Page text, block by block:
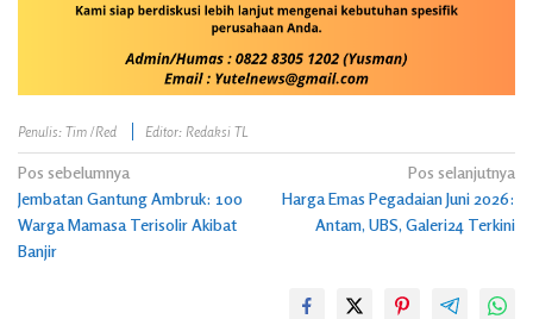
Penulis: Tim /Red Editor: Redaksi TL
Navigasi
pos
Pos sebelumnya
Jembatan Gantung Ambruk: 100
Warga Mamasa Terisolir Akibat
Banjir
Pos selanjutnya
Harga Emas Pegadaian Juni 2026:
Antam, UBS, Galeri24 Terkini